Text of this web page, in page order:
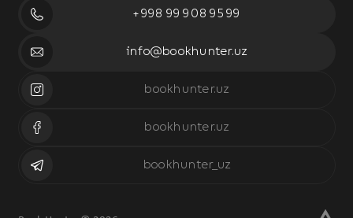
+998 99 908 95 99
info@bookhunter.uz
bookhunter.uz
bookhunter.uz
bookhunter_uz